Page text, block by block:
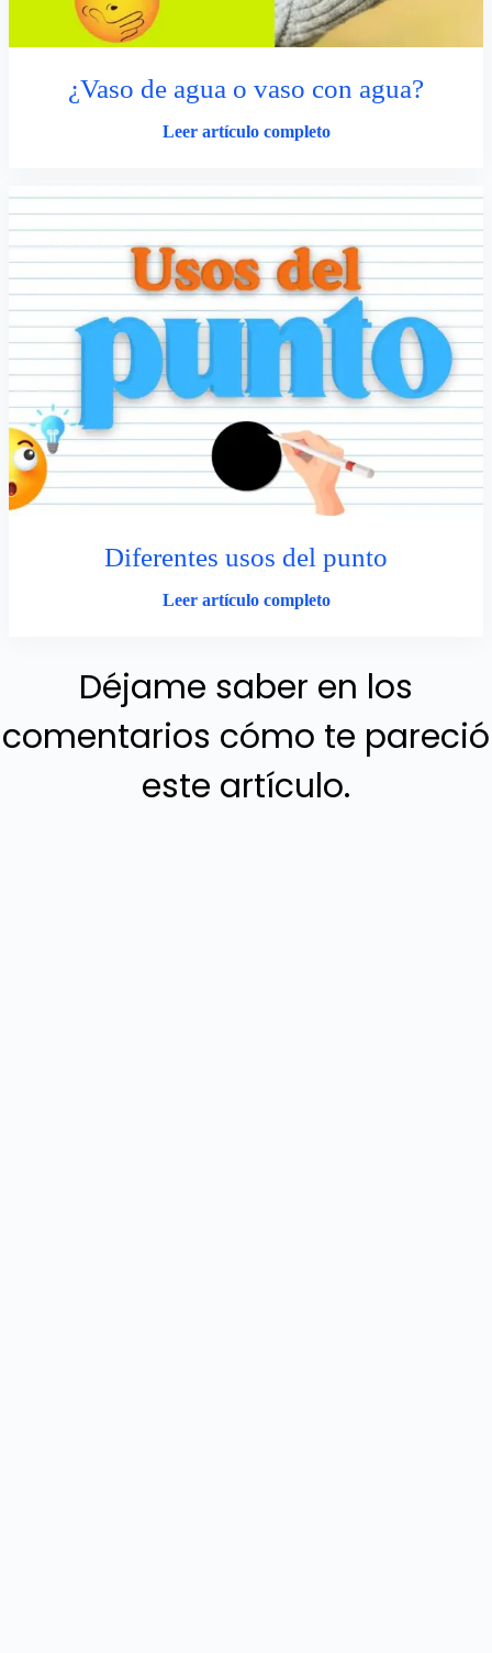
¿Vaso de agua o vaso con agua?
Leer artículo completo
Diferentes usos del punto
Leer artículo completo
Déjame saber en los
comentarios cómo te pareció
este artículo.